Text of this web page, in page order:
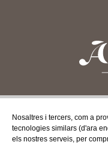
Nosaltres i tercers, com a
tecnologies similars (d'ara
els nostres serveis, per